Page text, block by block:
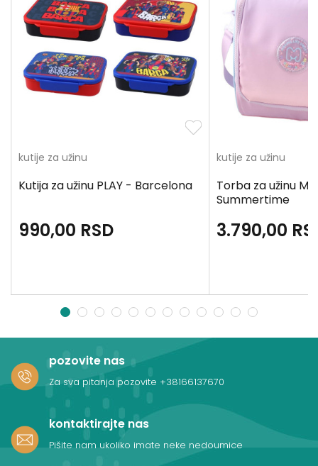
kutije za užinu
Kutija za užinu PLAY - Barcelona
990,00 RSD
kutije za užinu
Torba za užinu
Summertime
3.790,00
1 2 3 4 5 6 7 8 9 10 11 12
pozovite nas
Za sva pitanja pozovite +38166137670
kontaktirajte nas
Pišite nam ukoliko imate neke nedoumice